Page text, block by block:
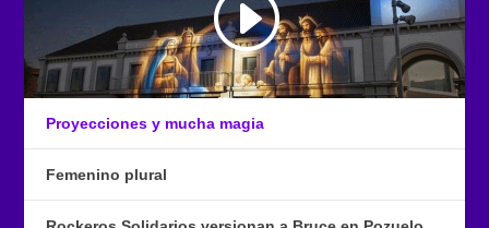
Proyecciones y mucha magia
Femenino plural